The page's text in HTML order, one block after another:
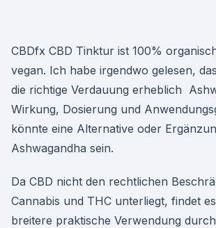
CBDfx CBD Tinktur ist 100%
vegan. Ich habe irgendwo gelesen,
die richtige Verdauung erheblich
Wirkung, Dosierung und
könnte eine Alternative oder
Ashwagandha sein.
Da CBD nicht den rechtlichen
Cannabis und THC unterliegt, findet
breitere praktische Verwendung